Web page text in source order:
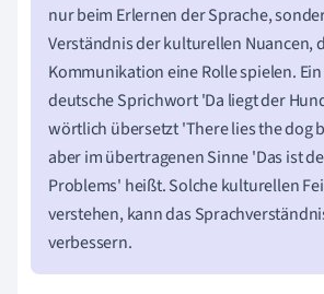
nur beim Erlernen der Sprache,
Verständnis der kulturellen Nuancen,
Kommunikation eine Rolle spielen.
deutsche Sprichwort 'Da liegt der
wörtlich übersetzt 'There lies the dog
aber im übertragenen Sinne 'Das ist
Problems' heißt. Solche kulturellen
verstehen, kann das
verbessern.